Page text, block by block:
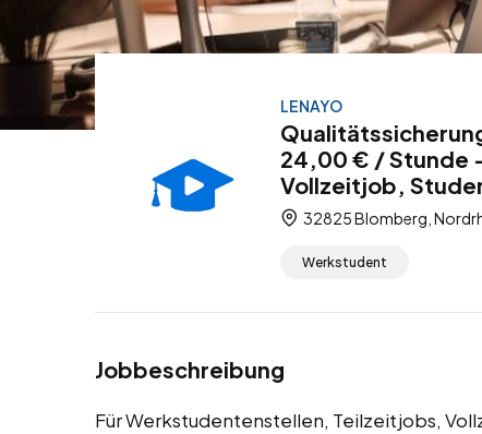
LENAYO
24,00 € / Stunde
Vollzeitjob,
32825 Blomberg,
Werkstudent
Jobbeschreibung
Für Werkstudentenstellen, Teilzeitjobs,